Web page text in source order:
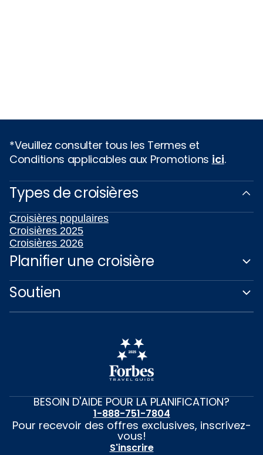
*Veuillez consulter tous les Termes et
Conditions applicables aux Promotions ici.
Types de croisières
Croisières populaires
Croisières 2025
Croisières 2026
Planifier une croisière
Soutien
BESOIN D'AIDE POUR LA PLANIFICATION?
1-888-751-7804
Pour recevoir des offres exclusives, inscrivez-
vous!
S'inscrire